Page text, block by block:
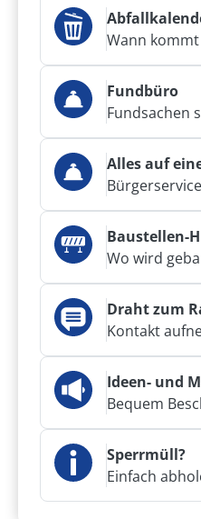
Wann
Fundbüro
Fundsachen
Alles auf
Baustellen-
Wo wird
Draht zum
Kontakt
Ideen- und
Bequem
Sperrmüll?
Einfach